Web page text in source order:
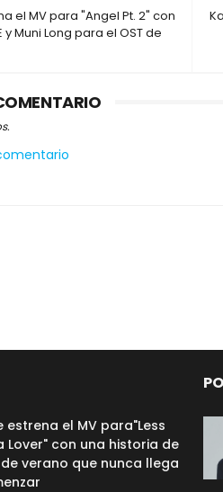
el MV para "Angel Pt. 2" con
y Muni Long para el OST de
estrena el MV para"Less
Lover" con una historia de
verano que nunca llega